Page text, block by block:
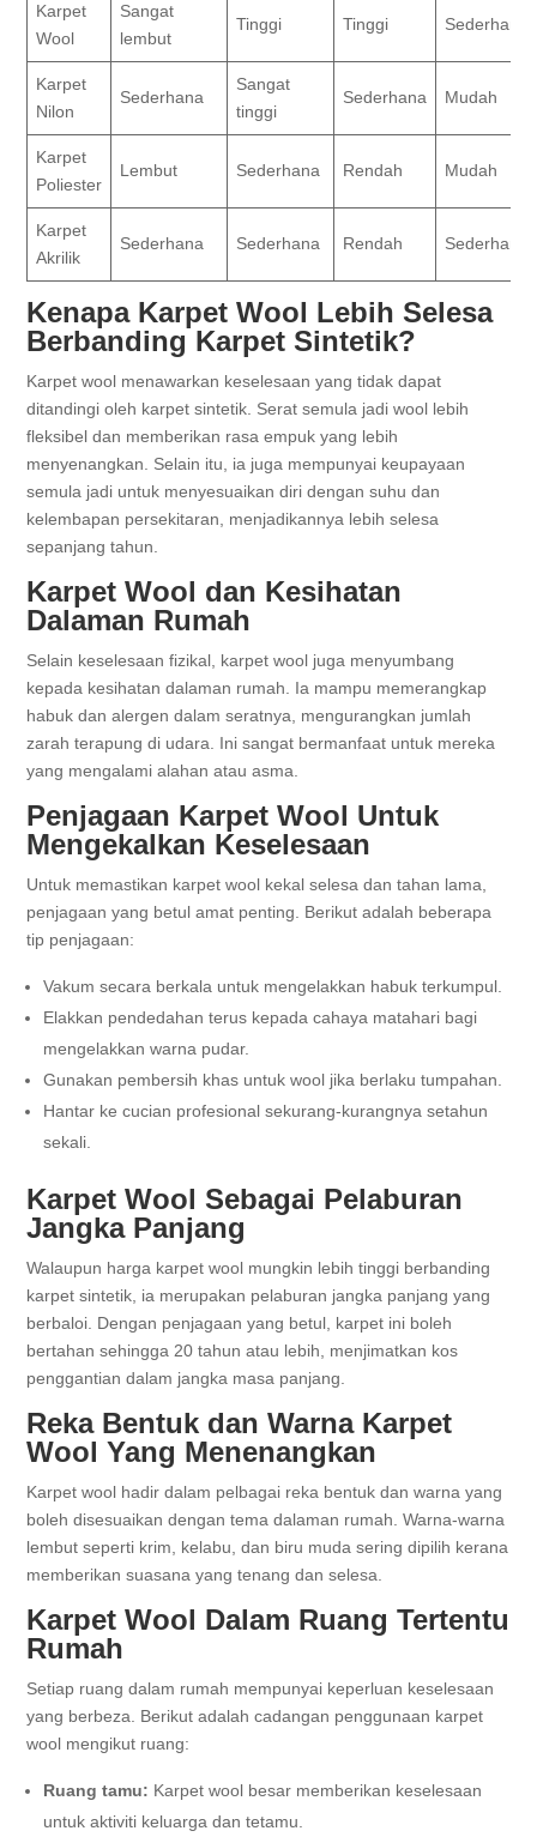
Karpet
Wool
Sangat
lembut
Tinggi Tinggi Sederhana
Karpet
Nilon
Sederhana
Sangat
tinggi
Sederhana Mudah
Karpet
Poliester
Lembut Sederhana Rendah Mudah
Karpet
Akrilik
Sederhana Sederhana Rendah Sederhana
Kenapa Karpet Wool Lebih Selesa
Berbanding Karpet Sintetik?
Karpet wool menawarkan keselesaan yang tidak dapat
ditandingi oleh karpet sintetik. Serat semula jadi wool lebih
fleksibel dan memberikan rasa empuk yang lebih
menyenangkan. Selain itu, ia juga mempunyai keupayaan
semula jadi untuk menyesuaikan diri dengan suhu dan
kelembapan persekitaran, menjadikannya lebih selesa
sepanjang tahun.
Karpet Wool dan Kesihatan
Dalaman Rumah
Selain keselesaan fizikal, karpet wool juga menyumbang
kepada kesihatan dalaman rumah. Ia mampu memerangkap
habuk dan alergen dalam seratnya, mengurangkan jumlah
zarah terapung di udara. Ini sangat bermanfaat untuk mereka
yang mengalami alahan atau asma.
Penjagaan Karpet Wool Untuk
Mengekalkan Keselesaan
Untuk memastikan karpet wool kekal selesa dan tahan lama,
penjagaan yang betul amat penting. Berikut adalah beberapa
tip penjagaan:
Vakum secara berkala untuk mengelakkan habuk terkumpul.
Elakkan pendedahan terus kepada cahaya matahari bagi
mengelakkan warna pudar.
Gunakan pembersih khas untuk wool jika berlaku tumpahan.
Hantar ke cucian profesional sekurang-kurangnya setahun
sekali.
Karpet Wool Sebagai Pelaburan
Jangka Panjang
Walaupun harga karpet wool mungkin lebih tinggi berbanding
karpet sintetik, ia merupakan pelaburan jangka panjang yang
berbaloi. Dengan penjagaan yang betul, karpet ini boleh
bertahan sehingga 20 tahun atau lebih, menjimatkan kos
penggantian dalam jangka masa panjang.
Reka Bentuk dan Warna Karpet
Wool Yang Menenangkan
Karpet wool hadir dalam pelbagai reka bentuk dan warna yang
boleh disesuaikan dengan tema dalaman rumah. Warna-warna
lembut seperti krim, kelabu, dan biru muda sering dipilih kerana
memberikan suasana yang tenang dan selesa.
Karpet Wool Dalam Ruang Tertentu
Rumah
Setiap ruang dalam rumah mempunyai keperluan keselesaan
yang berbeza. Berikut adalah cadangan penggunaan karpet
wool mengikut ruang:
Ruang tamu: Karpet wool besar memberikan keselesaan
untuk aktiviti keluarga dan tetamu.